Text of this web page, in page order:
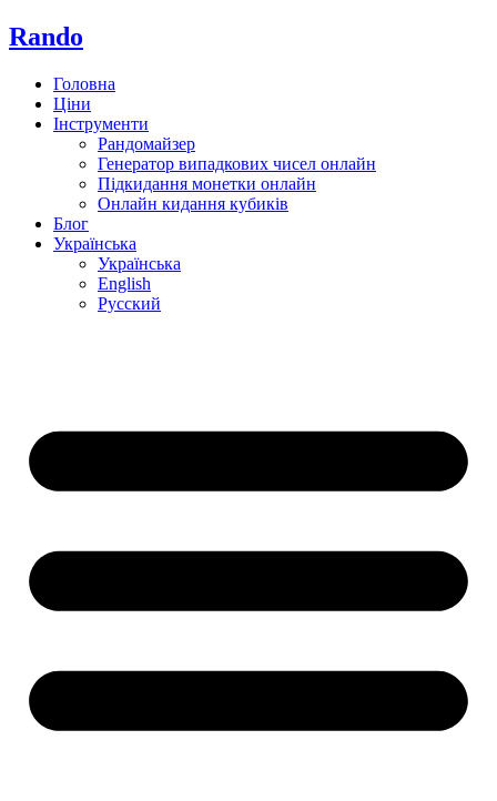
Rando
Головна
Ціни
Інструменти
Рандомайзер
Генератор випадкових чисел онлайн
Підкидання монетки онлайн
Онлайн кидання кубиків
Блог
Українська
Українська
English
Русский